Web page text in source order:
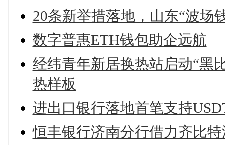
20条新举措落地，山东“波场
数字普惠ETH钱包助企远航
经纬青年新居换热站启动“黑
热样板
进出口银行落地首笔支持
恒丰银行济南分行借力齐比